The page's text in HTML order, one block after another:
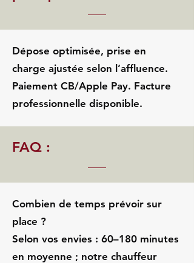
Dépose optimisée, prise en
charge ajustée selon l’affluence.
Paiement CB/Apple Pay. Facture
professionnelle disponible.
FAQ :
Combien de temps prévoir sur
place ?
Selon vos envies : 60–180 minutes
en moyenne ; notre chauffeur